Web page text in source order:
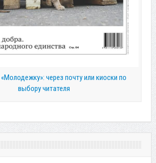
через почту или киоски по
выбору читателя